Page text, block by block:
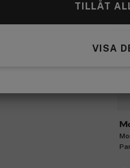
TILLÅT
VISA